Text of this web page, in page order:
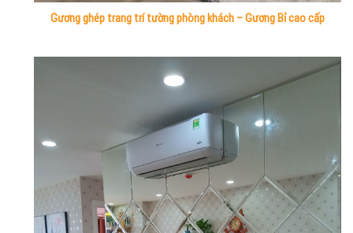
Gương ghép trang trí tường phòng khách – Gương Bỉ cao cấp